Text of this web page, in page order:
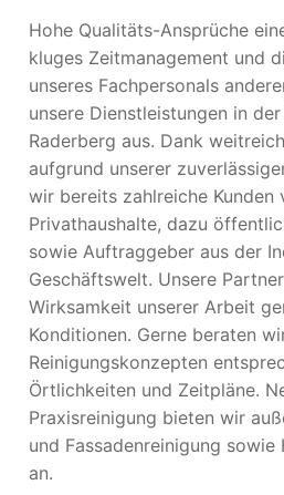
Hohe Qualitäts-Ansprüche
kluges Zeitmanagement und
unseres Fachpersonals
unsere Dienstleistungen in
Raderberg aus. Dank
aufgrund unserer
wir bereits zahlreiche Kunden
Privathaushalte, dazu
sowie Auftraggeber aus der
Geschäftswelt. Unsere
Wirksamkeit unserer Arbeit
Konditionen. Gerne beraten
Reinigungskonzepten
Örtlichkeiten und Zeitpläne.
Praxisreinigung bieten wir
und Fassadenreinigung sowie
an.